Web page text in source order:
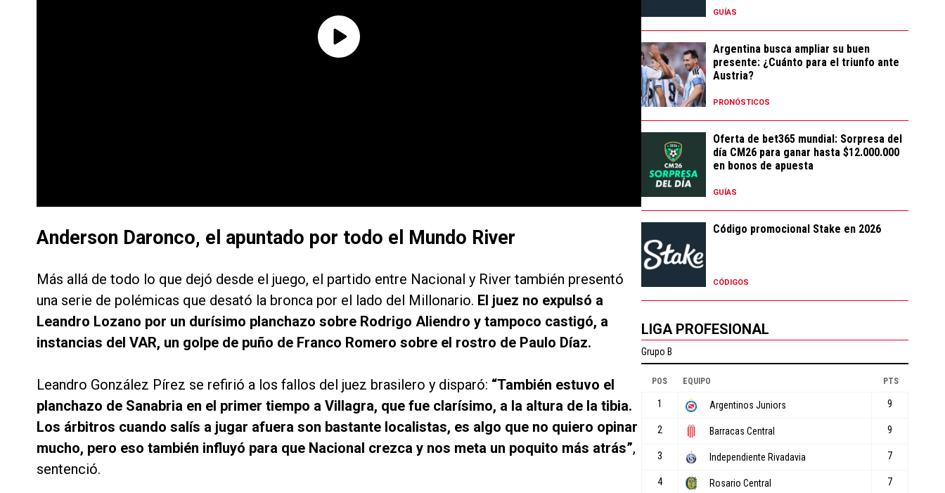
Anderson Daronco, el apuntado por todo el Mundo River
Más allá de todo lo que dejó desde el juego, el partido entre Nacional y River también presentó
una serie de polémicas que desató la bronca por el lado del Millonario. El juez no expulsó a
Leandro Lozano por un durísimo planchazo sobre Rodrigo Aliendro y tampoco castigó, a
instancias del VAR, un golpe de puño de Franco Romero sobre el rostro de Paulo Díaz.
Leandro González Pírez se refirió a los fallos del juez brasilero y disparó: “También estuvo el
planchazo de Sanabria en el primer tiempo a Villagra, que fue clarísimo, a la altura de la tibia.
Los árbitros cuando salís a jugar afuera son bastante localistas, es algo que no quiero opinar
mucho, pero eso también influyó para que Nacional crezca y nos meta un poquito más atrás”,
sentenció.
GUÍAS
Argentina busca ampliar su buen
presente: ¿Cuánto para el triunfo ante
Austria?
PRONÓSTICOS
Oferta de bet365 mundial: Sorpresa del
día CM26 para ganar hasta $12.000.000
en bonos de apuesta
GUÍAS
Código promocional Stake en 2026
CÓDIGOS
LIGA PROFESIONAL